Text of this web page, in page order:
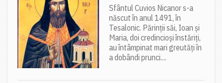
Sfântul Cuvios Nicanor s-a
născut în anul 1491, în
Tesalonic. Părinții săi, Ioan și
Maria, doi credincioși înstăriți,
au întâmpinat mari greutăți în
a dobândi prunci....